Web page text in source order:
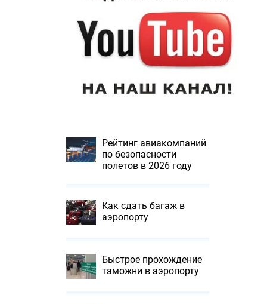
Рейтинг авиакомпаний
по безопасности
полетов в 2026 году
Как сдать багаж в
аэропорту
Быстрое прохождение
таможни в аэропорту